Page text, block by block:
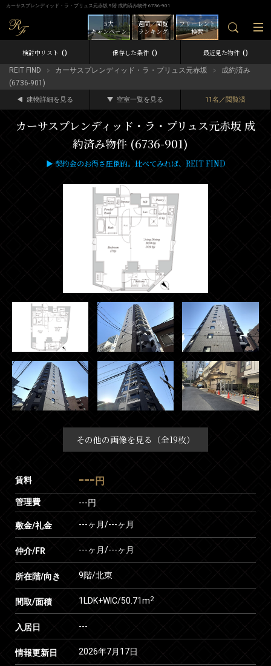
カーサスプレンディッド・ラ・プリュス元赤坂 9階 成約済み物件 6736-901
フリーレント
検索
週間／閲覧
ランキング
5大
キャンペーン
検討中リスト 0 保存した条件 0 最近見た物件 0
REIT FIND カーサスプレンディッド・ラ・プリュス元赤坂
成約済み
(6736-901)
建物詳細を見る 空室一覧を見る 11名／閲覧済
カーサスプレンディッド・ラ・プリュス元赤坂 成
約済み物件 (6736-901)
▶ 契約金のお得さ圧倒的。比べてみれば、REIT FIND
その他の画像を見る（全19枚）
賃料 --- 円
管理費 ---円
敷金/礼金 ---ヶ月/---ヶ月
仲介/FR ---ヶ月/---ヶ月
所在階/向き 9階/北東
間取/面積 1LDK+WIC/50.71m2
入居日 ---
情報更新日 2026年7月17日